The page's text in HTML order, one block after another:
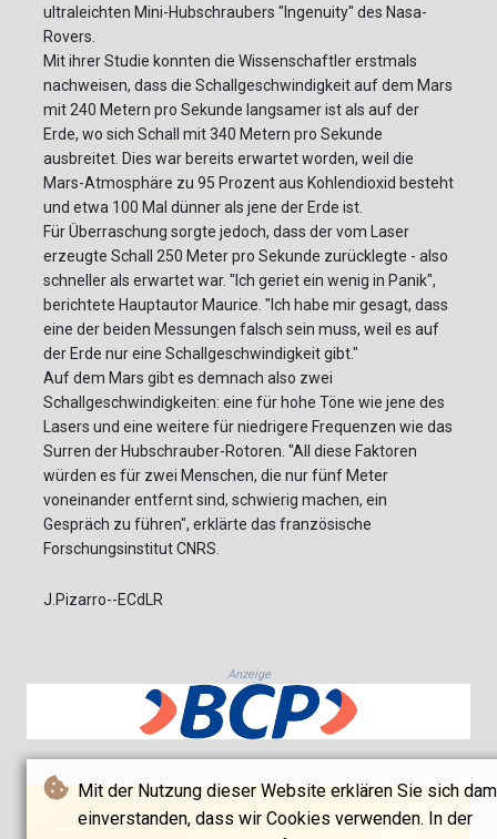
Mit der Nutzung dieser Website erklären Sie sich
einverstanden, dass wir Cookies verwenden. In der
ultraleichten Mini-Hubschraubers "Ingenuity" des Nasa-
Rovers.
Mit ihrer Studie konnten die Wissenschaftler erstmals
nachweisen, dass die Schallgeschwindigkeit auf dem Mars
mit 240 Metern pro Sekunde langsamer ist als auf der
Erde, wo sich Schall mit 340 Metern pro Sekunde
ausbreitet. Dies war bereits erwartet worden, weil die
Mars-Atmosphäre zu 95 Prozent aus Kohlendioxid besteht
und etwa 100 Mal dünner als jene der Erde ist.
Für Überraschung sorgte jedoch, dass der vom Laser
erzeugte Schall 250 Meter pro Sekunde zurücklegte - also
schneller als erwartet war. "Ich geriet ein wenig in Panik",
berichtete Hauptautor Maurice. "Ich habe mir gesagt, dass
eine der beiden Messungen falsch sein muss, weil es auf
der Erde nur eine Schallgeschwindigkeit gibt."
Auf dem Mars gibt es demnach also zwei
Schallgeschwindigkeiten: eine für hohe Töne wie jene des
Lasers und eine weitere für niedrigere Frequenzen wie das
Surren der Hubschrauber-Rotoren. "All diese Faktoren
würden es für zwei Menschen, die nur fünf Meter
voneinander entfernt sind, schwierig machen, ein
Gespräch zu führen", erklärte das französische
Forschungsinstitut CNRS.
J.Pizarro--ECdLR
Anzeige